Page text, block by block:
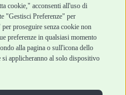
cookie," acconsenti all'uso di
"Gestisci Preferenze" per
proseguire senza cookie non
preferenze in qualsiasi momento
alla pagina o sull'icona dello
si applicheranno al solo dispositivo
47122 Forlì (FC)
096850